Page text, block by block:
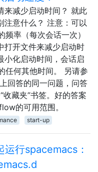
来减少启动时间？ 就此
注意什么？ 注意：可以
率（每次会话一次）
打开文件来减少启动时
小化启动时间，会话启
任何其他时间。 另请参
回答的同一问题，问答
藏夹”书签。好的答案
的可用范围。
start-up
行spacemacs：